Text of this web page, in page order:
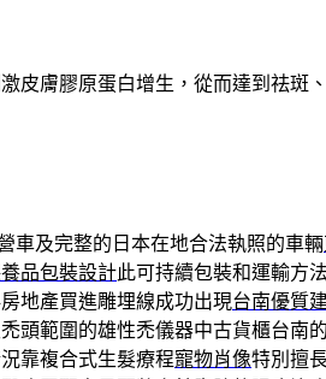
皮膚膠原蛋白增生，從而達到祛斑
車及完整的日本在地合法執照的車輛
品包裝設計此可持續包裝和運輸方
地產買進雕埋線成功出現台南優質
頭範圍的雄性禿儀器中古貨櫃台南
靠複合式生髮療程寵物肖像特別擅